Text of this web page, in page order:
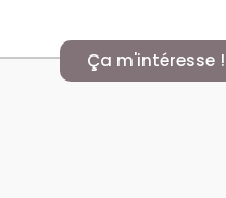
Ça m'intéresse !